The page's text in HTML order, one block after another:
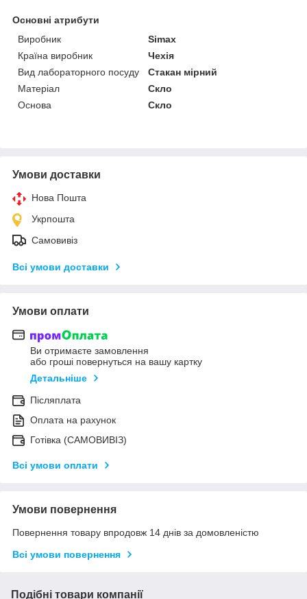
Основні атрибути
Виробник
Simax
Країна виробник
Чехія
Вид лабораторного посуду
Стакан мірний
Матеріал
Скло
Основа
Скло
Умови доставки
Нова Пошта
Укрпошта
Самовивіз
Всі умови доставки
Умови оплати
Ви отримаєте замовлення
або гроші повернуться на вашу картку
Детальніше
Післяплата
Оплата на рахунок
Готівка (САМОВИВІЗ)
Всі умови оплати
Умови повернення
Повернення товару впродовж 14 днів за домовленістю
Всі умови повернення
Подібні товари компанії